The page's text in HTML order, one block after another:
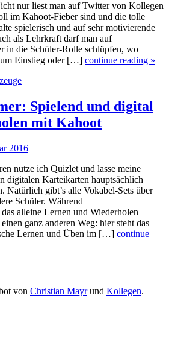
nur liest man auf Twitter von Kollegen
im Kahoot-Fieber sind und die tolle
spielerisch und auf sehr motivierende
als Lehrkraft darf man auf
in die Schüler-Rolle schlüpfen, wo
Einstieg oder […] continue reading »
Spielend und digital
mit Kahoot
2016
nutze ich Quizlet und lasse meine
digitalen Karteikarten hauptsächlich
Natürlich gibt’s alle Vokabel-Sets über
Schüler. Während
alleine Lernen und Wiederholen
ganz anderen Weg: hier steht das
Lernen und Üben im […] continue
von Christian Mayrund Kollegen.